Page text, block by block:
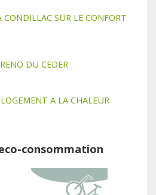
CONDILLAC SUR LE CONFORT
DU CEDER
A LA CHALEUR
consommation